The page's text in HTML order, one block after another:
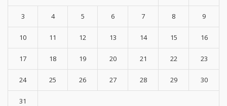
3 4 5 6 7 8 9
10 11 12 13 14 15 16
17 18 19 20 21 22 23
24 25 26 27 28 29 30
31